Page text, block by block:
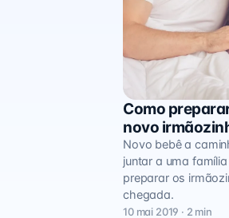
Minha Família
Como
novo
Novo bebê a
juntar a uma
preparar os
chegada.
10 mai 2019 · 2 min